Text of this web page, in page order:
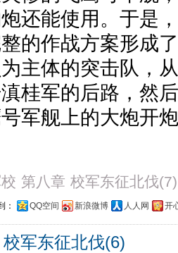
还能使用。于是
的作战方案形成
主体的突击队，
桂军的后路，然
军舰上的大炮开
第八章 校军东征北伐(7)
： QQ空间 新浪微博 人人网 开
军东征北伐(6)